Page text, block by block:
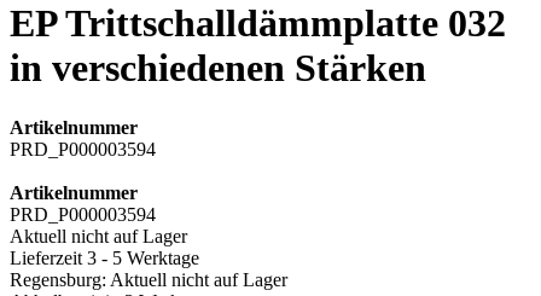
EP Trittschalldämmplatte 032
in verschiedenen Stärken
Artikelnummer
PRD_P000003594
Artikelnummer
PRD_P000003594
Aktuell nicht auf Lager
Lieferzeit 3 - 5 Werktage
Regensburg: Aktuell nicht auf Lager